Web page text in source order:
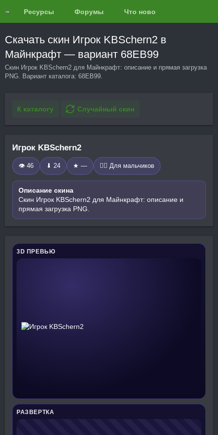
Ресурсы Форумы Что нового?
Скачать скин Игрок KBSchern2 в
Майнкрафт — вариант 68EB99
Скин Игрок KBSchern2 для Майнкрафт: описание и прямая загрузка
PNG. Вариант каталога: 68EB99.
К каталогу Случайный скин
Игрок KBSchern2
👁 46 ⬇ 24 ★ — 🧍‍♂️ Для мальчиков
Описание скина
Скин Игрок KBSchern2 для Майнкрафт: описание и
прямая загрузка PNG.
3D ПРЕВЬЮ
РАЗВЕРТКА